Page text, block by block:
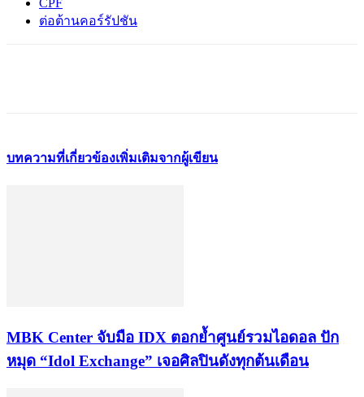
ต่อต้านคอร์รัปชัน
บทความที่เกี่ยวข้องเพิ่มเติมจากผู้เขียน
MBK Center จับมือ IDX ตอกย้ำศูนย์รวมไอดอล ปัก
หมุด “Idol Exchange” เจอศิลปินดังทุกต้นเดือน